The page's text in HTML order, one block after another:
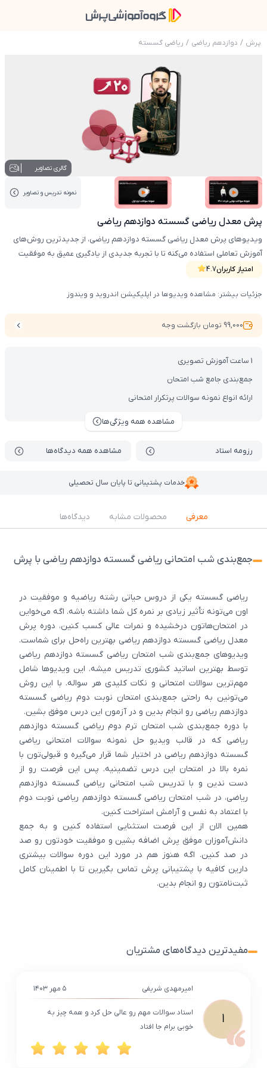
پرش / دوازدهم ریاضی / ریاضی گسسته
عکس محصول پرش معدل ریاضی گسسته
گالری تصاویر 1
عکس کاور نمونه تدریس عکس کاور نمونه تدریس
نمونه تدریس‌ و تصاویر
پرش معدل ریاضی گسسته دوازدهم ریاضی
امتیاز کاربران4.7
ویدیوهای پرش معدل ریاضی گسسته دوازدهم ریاضی، از جدیدترین روش‌های
آموزش تعاملی استفاده می‌کنه تا با تجربه جدیدی از یادگیری عمیق به موفقیت
برسین.
1 ساعت آموزش تصویری
جمع‌بندی جامع شب امتحان
ارائه انواع نمونه سوالات پرتکرار امتحانی
مشاهده همه ویژگی‌ها
رزومه استاد مشاهده همه دیدگاه‌ها
خدمات پشتیبانی تا پایان سال تحصیلی
جزئیات بیشتر: مشاهده ویدیوها در اپلیکیشن اندروید و ویندوز
99,000 تومان بازگشت وجه
معرفی محصولات مشابه دیدگاه‌ها
جمع‌بندی شب امتحانی ریاضی گسسته دوازدهم ریاضی با پرش
ریاضی گسسته یکی از دروس حیاتی رشته ریاضیه و موفقیت در
اون می‌تونه تأثیر زیادی بر نمره کل شما داشته باشه. اگه می‌خواین
در امتحان‌هاتون درخشیده و نمرات عالی کسب کنین، دوره پرش
معدل ریاضی گسسته دوازدهم ریاضی بهترین راه‌حل برای شماست.
ویدیوهای جمع‌بندی شب امتحان ریاضی گسسته دوازدهم ریاضی
توسط بهترین اساتید کشوری تدریس میشه. این ویدیوها شامل
مهم‌ترین سوالات امتحانی و نکات کلیدی هر سواله. با این روش
می‌تونین به راحتی جمع‌بندی امتحان نوبت دوم ریاضی گسسته
دوازدهم ریاضی رو انجام بدین و در آزمون این درس موفق بشین.
با دوره جمع‌بندی شب امتحان ترم دوم ریاضی گسسته دوازدهم
ریاضی که در قالب ویدیو حل نمونه سوالات امتحانی ریاضی
گسسته دوازدهم ریاضی در اختیار شما قرار می‌گیره و قبولی‌تون با
نمره بالا در امتحان این درس تضمینیه. پس این فرصت رو از
دست ندین و با تدریس شب امتحانی ریاضی گسسته دوازدهم
ریاضی، در شب امتحان ریاضی گسسته دوازدهم ریاضی نوبت دوم
با اعتماد به نفس و آرامش استراحت کنین.
همین الان از این فرصت استثنایی استفاده کنین و به جمع
دانش‌آموزان موفق پرش اضافه بشین و موفقیت خودتون رو صد
در صد کنین. اگه هنوز هم در مورد این دوره سوالات بیشتری
دارین کافیه با پشتیبانی پرش تماس بگیرین تا با اطمینان کامل
ثبت‌نامتون رو انجام بدین.
مفیدترین دیدگاه‌های مشتریان
ا
امیرمهدی شریفی ۵ مهر ۱۴۰۳
استاد سوالات مهم رو عالی حل کرد و همه چیز به
خوبی برام جا افتاد